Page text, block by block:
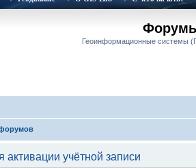
Геоинформационные системы
активации учётной записи